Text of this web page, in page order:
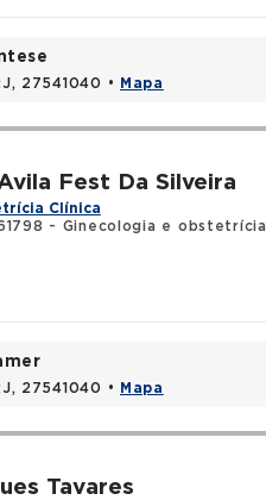
27541040 • Mapa
Fest Da Silveira
Clínica
61798 - Ginecologia e obstetrícia
27541040 • Mapa
Tavares